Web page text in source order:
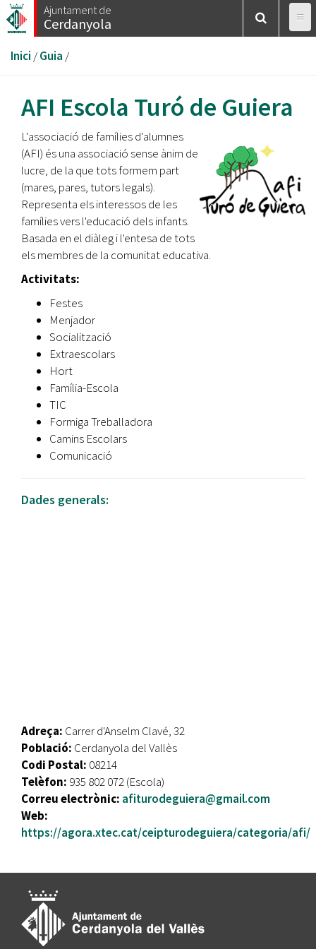
Vés
al
Ajuntament de
Cerdanyola
Esteu
aquí
Inici /Guia /
AFI Escola Turó de Guiera
L'associació de famílies d'alumnes
(AFI) és una associació sense ànim de
lucre, de la que tots formem part
(mares, pares, tutors legals).
Representa els interessos de les
famílies vers l'educació dels infants.
Basada en el diàleg i l'entesa de tots
els membres de la comunitat educativa.
Activitats:
Festes
Menjador
Socialització
Extraescolars
Hort
Família-Escola
TIC
Formiga Treballadora
Camins Escolars
Comunicació
Dades generals:
Adreça: Carrer d'Anselm Clavé, 32
Població: Cerdanyola del Vallès
Codi Postal: 08214
Telèfon: 935 802 072 (Escola)
Correu electrònic: afiturodeguiera@gmail.com
Web:
https://agora.xtec.cat/ceipturodeguiera/categoria/afi/